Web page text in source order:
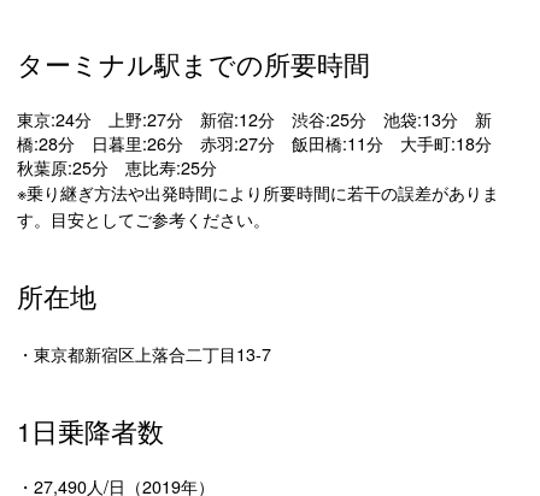
ターミナル駅までの所要時間
東京:24分 上野:27分 新宿:12分 渋谷:25分 池袋:13分 新
橋:28分 日暮里:26分 赤羽:27分 飯田橋:11分 大手町:18分
秋葉原:25分 恵比寿:25分
※乗り継ぎ方法や出発時間により所要時間に若干の誤差がありま
す。目安としてご参考ください。
所在地
・東京都新宿区上落合二丁目13-7
1日乗降者数
・27,490人/日（2019年）